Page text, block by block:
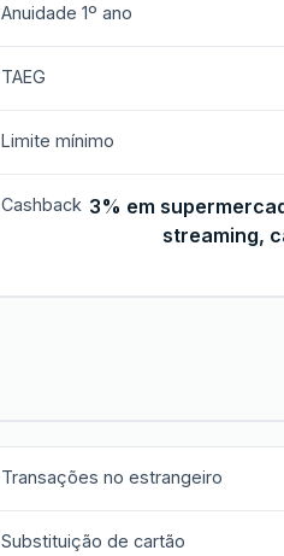
Anuidade 1º ano
TAEG
Limite mínimo
Cashback 3% em
streaming,
Transações no estrangeiro
Substituição de cartão